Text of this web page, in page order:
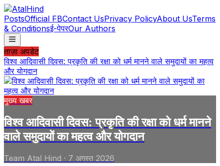
PostsOfficial FBContact UsPrivacy PolicyAbout UsTerms
& Conditionsई-पेपरOur Authors
ताज़ा अपडेट
विश्व आदिवासी दिवस: प्रकृति की रक्षा को धर्म मानने वाले समुदायों का महत्व
और योगदान
मुख्य खबर
विश्व आदिवासी दिवस: प्रकृति की रक्षा को धर्म मानने
वाले समुदायों का महत्व और योगदान
Team Atal Hind · 7 अगस्त 2026